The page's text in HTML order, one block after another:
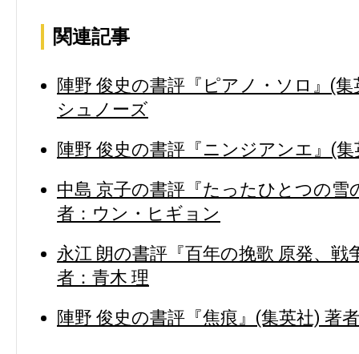
関連記事
陣野 俊史の書評『ピアノ・ソロ』(
シュノーズ
陣野 俊史の書評『ニンジアンエ』(
中島 京子の書評『たったひとつの雪
者：ウン・ヒギョン
永江 朗の書評『百年の挽歌 原発、戦
者：青木 理
陣野 俊史の書評『焦痕』(集英社) 著